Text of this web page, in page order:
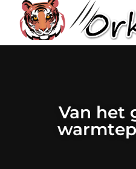
Van het